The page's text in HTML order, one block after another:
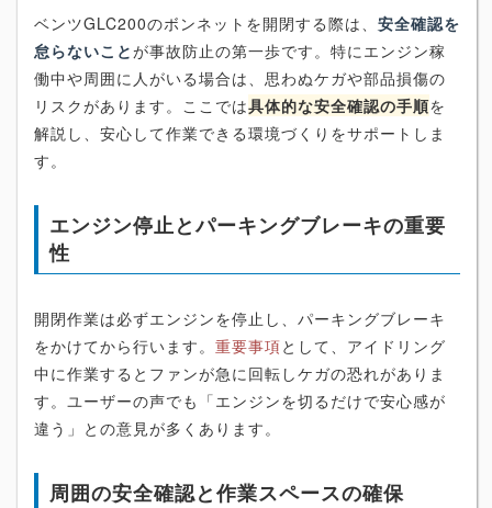
ベンツGLC200のボンネットを開閉する際は、 安全確認を
怠らないことが事故防止の第一歩です。特にエンジン稼
働中や周囲に人がいる場合は、思わぬケガや部品損傷の
リスクがあります。ここでは具体的な安全確認の手順を
解説し、安心して作業できる環境づくりをサポートしま
す。
エンジン停止とパーキングブレーキの重要
性
開閉作業は必ずエンジンを停止し、パーキングブレーキ
をかけてから行います。 重要事項として、アイドリング
中に作業するとファンが急に回転しケガの恐れがありま
す。ユーザーの声でも「エンジンを切るだけで安心感が
違う」との意見が多くあります。
周囲の安全確認と作業スペースの確保